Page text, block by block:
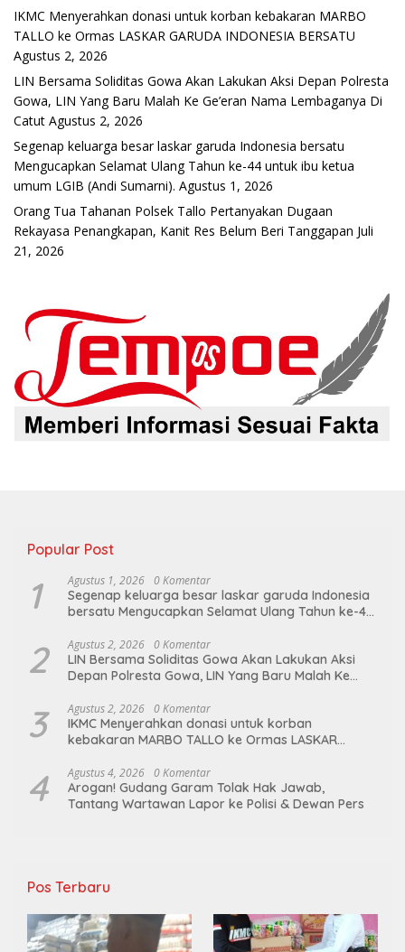
IKMC Menyerahkan donasi untuk korban kebakaran MARBO
TALLO ke Ormas LASKAR GARUDA INDONESIA BERSATU
Agustus 2, 2026
LIN Bersama Soliditas Gowa Akan Lakukan Aksi Depan Polresta
Gowa, LIN Yang Baru Malah Ke Ge’eran Nama Lembaganya Di
Catut Agustus 2, 2026
Segenap keluarga besar laskar garuda Indonesia bersatu
Mengucapkan Selamat Ulang Tahun ke-44 untuk ibu ketua
umum LGIB (Andi Sumarni). Agustus 1, 2026
Orang Tua Tahanan Polsek Tallo Pertanyakan Dugaan
Rekayasa Penangkapan, Kanit Res Belum Beri Tanggapan Juli
21, 2026
Popular Post
1 Agustus 1, 2026 0 Komentar
Segenap keluarga besar laskar garuda Indonesia
bersatu Mengucapkan Selamat Ulang Tahun ke-44
2 Agustus 2, 2026 0 Komentar
LIN Bersama Soliditas Gowa Akan Lakukan Aksi
Depan Polresta Gowa, LIN Yang Baru Malah Ke
3 Agustus 2, 2026 0 Komentar
IKMC Menyerahkan donasi untuk korban
kebakaran MARBO TALLO ke Ormas LASKAR
4 Agustus 4, 2026 0 Komentar
Arogan! Gudang Garam Tolak Hak Jawab,
Tantang Wartawan Lapor ke Polisi & Dewan Pers
Pos Terbaru